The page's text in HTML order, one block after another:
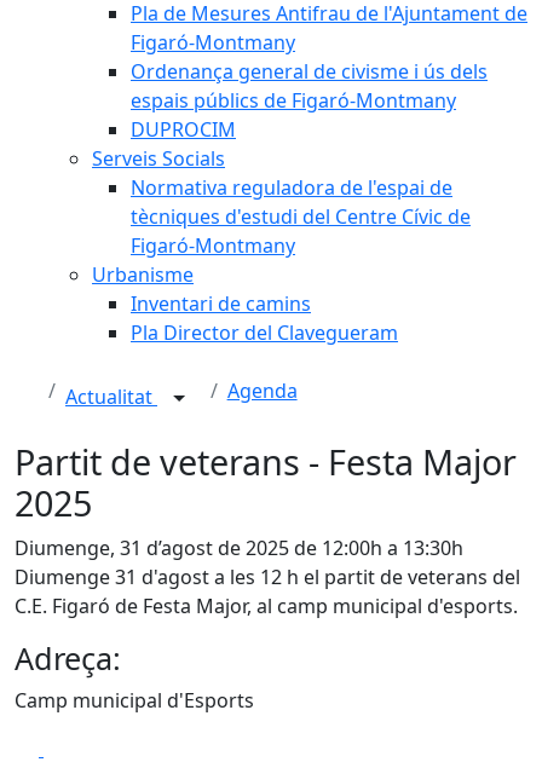
Pla de Mesures Antifrau de l'Ajuntament de
Figaró-Montmany
Ordenança general de civisme i ús dels
espais públics de Figaró-Montmany
DUPROCIM
Serveis Socials
Normativa reguladora de l'espai de
tècniques d'estudi del Centre Cívic de
Figaró-Montmany
Urbanisme
Inventari de camins
Pla Director del Clavegueram
Actualitat Agenda
Partit de veterans - Festa Major
2025
Diumenge, 31 d’agost de 2025 de 12:00h a 13:30h
Diumenge 31 d'agost a les 12 h el partit de veterans del
C.E. Figaró de Festa Major, al camp municipal d'esports.
Adreça:
Camp municipal d'Esports